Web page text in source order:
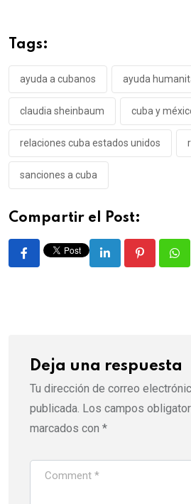
Tags:
ayuda a cubanos ayuda
claudia sheinbaum cuba y
relaciones cuba estados unidos
sanciones a cuba
Compartir el Post:
LinkedIn Pinterest
Deja una respuesta
Tu dirección de correo
publicada. Los campos
marcados con *